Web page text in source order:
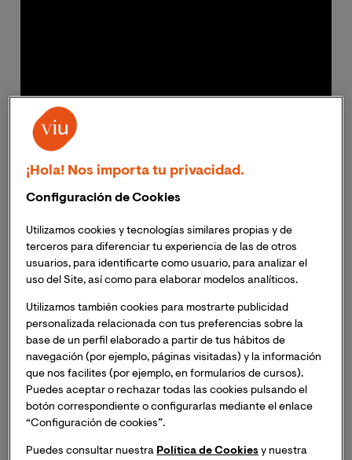
La propuesta ganadora plantea el uso de paneles
incorporarlos a jardines verticales, aunando
¡Hola! Nos importa tu privacidad.
Configuración de Cookies
Utilizamos cookies y tecnologías similares propias y de
terceros para diferenciar tu experiencia de las de otros
usuarios, para identificarte como usuario, para analizar el
uso del Site, así como para elaborar modelos analíticos.
Utilizamos también cookies para mostrarte publicidad
personalizada relacionada con tus preferencias sobre la
base de un perfil elaborado a partir de tus hábitos de
navegación (por ejemplo, páginas visitadas) y la información
que nos facilites (por ejemplo, en formularios de cursos).
Puedes aceptar o rechazar todas las cookies pulsando el
botón correspondiente o configurarlas mediante el enlace
“Configuración de cookies”.
Puedes consultar nuestra Política de Cookies y nuestra